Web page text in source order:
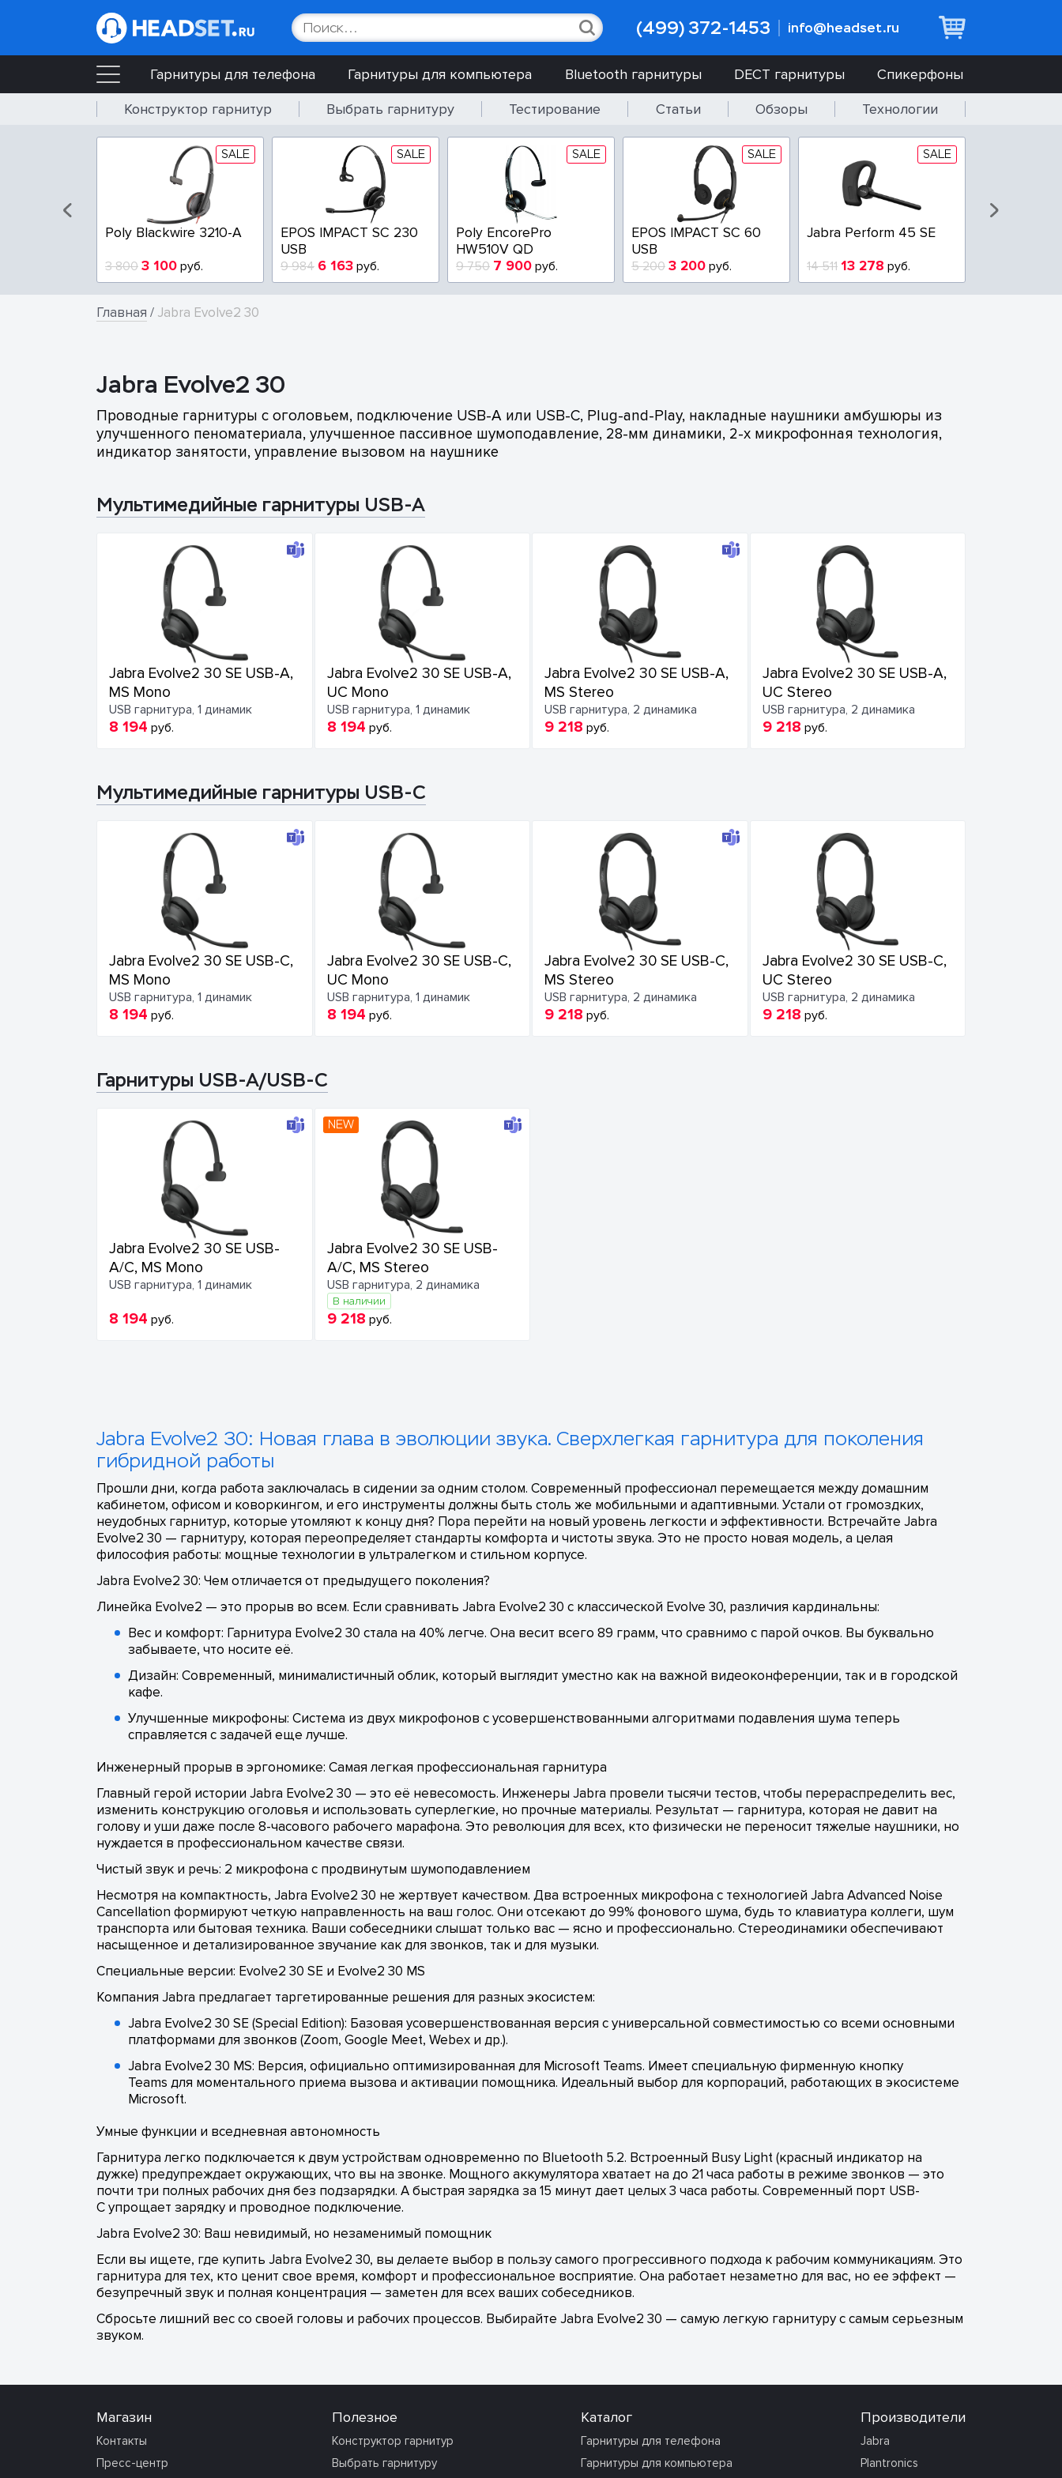
(499) 372-1453 info@headset.ru
Гарнитуры для телефона Гарнитуры для компьютера Bluetooth гарнитуры DECT гарнитуры
Спикерфоны
Конструктор гарнитур
Выбрать гарнитуру Тестирование Статьи Обзоры Технологии
SALE
Poly Blackwire 3210-A
3 800 3 100 руб.
SALE
EPOS IMPACT SC 230
USB
9 984 6 163 руб.
SALE
Poly EncorePro
HW510V QD
9 750 7 900 руб.
SALE
EPOS IMPACT SC 60
USB
5 200 3 200 руб.
SALE
Jabra Perform 45 SE
14 511 13 278 руб.
Главная / Jabra Evolve2 30
Jabra Evolve2 30
Проводные гарнитуры c оголовьем, подключение USB-A или USB-C, Plug-and-Play, накладные наушники амбушюры из
улучшенного пеноматериала, улучшенное пассивное шумоподавление, 28-мм динамики, 2-х микрофонная технология,
индикатор занятости, управление вызовом на наушнике
Мультимедийные гарнитуры USB-A
Jabra Evolve2 30 SE USB-A,
MS Mono
USB гарнитура, 1 динамик
8 194 руб.
Jabra Evolve2 30 SE USB-A,
UC Mono
USB гарнитура, 1 динамик
8 194 руб.
Jabra Evolve2 30 SE USB-A,
MS Stereo
USB гарнитура, 2 динамика
9 218 руб.
Jabra Evolve2 30 SE USB-A,
UC Stereo
USB гарнитура, 2 динамика
9 218 руб.
Мультимедийные гарнитуры USB-C
Jabra Evolve2 30 SE USB-C,
MS Mono
USB гарнитура, 1 динамик
8 194 руб.
Jabra Evolve2 30 SE USB-C,
UC Mono
USB гарнитура, 1 динамик
8 194 руб.
Jabra Evolve2 30 SE USB-C,
MS Stereo
USB гарнитура, 2 динамика
9 218 руб.
Jabra Evolve2 30 SE USB-C,
UC Stereo
USB гарнитура, 2 динамика
9 218 руб.
Гарнитуры USB-A/USB-C
Jabra Evolve2 30 SE USB-
A/C, MS Mono
USB гарнитура, 1 динамик
8 194 руб.
NEW
Jabra Evolve2 30 SE USB-
A/C, MS Stereo
USB гарнитура, 2 динамика
В наличии
9 218 руб.
Jabra Evolve2 30: Новая глава в эволюции звука. Сверхлегкая гарнитура для поколения
гибридной работы
Прошли дни, когда работа заключалась в сидении за одним столом. Современный профессионал перемещается между домашним
кабинетом, офисом и коворкингом, и его инструменты должны быть столь же мобильными и адаптивными. Устали от громоздких,
неудобных гарнитур, которые утомляют к концу дня? Пора перейти на новый уровень легкости и эффективности. Встречайте Jabra
Evolve2 30 — гарнитуру, которая переопределяет стандарты комфорта и чистоты звука. Это не просто новая модель, а целая
философия работы: мощные технологии в ультралегком и стильном корпусе.
Jabra Evolve2 30: Чем отличается от предыдущего поколения?
Линейка Evolve2 — это прорыв во всем. Если сравнивать Jabra Evolve2 30 с классической Evolve 30, различия кардинальны:
Вес и комфорт: Гарнитура Evolve2 30 стала на 40% легче. Она весит всего 89 грамм, что сравнимо с парой очков. Вы буквально
забываете, что носите её.
Дизайн: Современный, минималистичный облик, который выглядит уместно как на важной видеоконференции, так и в городской
кафе.
Улучшенные микрофоны: Система из двух микрофонов с усовершенствованными алгоритмами подавления шума теперь
справляется с задачей еще лучше.
Инженерный прорыв в эргономике: Самая легкая профессиональная гарнитура
Главный герой истории Jabra Evolve2 30 — это её невесомость. Инженеры Jabra провели тысячи тестов, чтобы перераспределить вес,
изменить конструкцию оголовья и использовать суперлегкие, но прочные материалы. Результат — гарнитура, которая не давит на
голову и уши даже после 8-часового рабочего марафона. Это революция для всех, кто физически не переносит тяжелые наушники, но
нуждается в профессиональном качестве связи.
Чистый звук и речь: 2 микрофона с продвинутым шумоподавлением
Несмотря на компактность, Jabra Evolve2 30 не жертвует качеством. Два встроенных микрофона с технологией Jabra Advanced Noise
Cancellation формируют четкую направленность на ваш голос. Они отсекают до 99% фонового шума, будь то клавиатура коллеги, шум
транспорта или бытовая техника. Ваши собеседники слышат только вас — ясно и профессионально. Стереодинамики обеспечивают
насыщенное и детализированное звучание как для звонков, так и для музыки.
Специальные версии: Evolve2 30 SE и Evolve2 30 MS
Компания Jabra предлагает таргетированные решения для разных экосистем:
Jabra Evolve2 30 SE (Special Edition): Базовая усовершенствованная версия с универсальной совместимостью со всеми основными
платформами для звонков (Zoom, Google Meet, Webex и др.).
Jabra Evolve2 30 MS: Версия, официально оптимизированная для Microsoft Teams. Имеет специальную фирменную кнопку
Teams для моментального приема вызова и активации помощника. Идеальный выбор для корпораций, работающих в экосистеме
Microsoft.
Умные функции и вседневная автономность
Гарнитура легко подключается к двум устройствам одновременно по Bluetooth 5.2. Встроенный Busy Light (красный индикатор на
дужке) предупреждает окружающих, что вы на звонке. Мощного аккумулятора хватает на до 21 часа работы в режиме звонков — это
почти три полных рабочих дня без подзарядки. А быстрая зарядка за 15 минут дает целых 3 часа работы. Современный порт USB-
C упрощает зарядку и проводное подключение.
Jabra Evolve2 30: Ваш невидимый, но незаменимый помощник
Если вы ищете, где купить Jabra Evolve2 30, вы делаете выбор в пользу самого прогрессивного подхода к рабочим коммуникациям. Это
гарнитура для тех, кто ценит свое время, комфорт и профессиональное восприятие. Она работает незаметно для вас, но ее эффект —
безупречный звук и полная концентрация — заметен для всех ваших собеседников.
Сбросьте лишний вес со своей головы и рабочих процессов. Выбирайте Jabra Evolve2 30 — самую легкую гарнитуру с самым серьезным
звуком.
Магазин
Контакты
Пресс-центр
Полезное
Конструктор гарнитур
Выбрать гарнитуру
Каталог
Гарнитуры для телефона
Гарнитуры для компьютера
Производители
Jabra
Plantronics